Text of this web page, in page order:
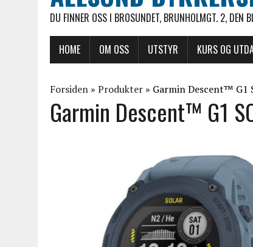
DU FINNER OSS I BROSUNDET, BRUNHOLMGT. 2, DEN
HOME OM OSS UTSTYR KURS OG
Forsiden » Produkter » Garmin Descent™ G1
Garmin Descent™ G1